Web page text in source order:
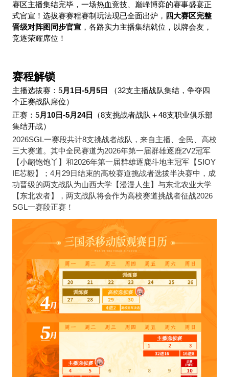
赛区主播集结完毕，一场热血竞技、巅峰博弈的赛事盛宴正
式官宣！选拔赛赛程赛制玩法现已全面出炉， 四大赛区完整
晋级对阵图同步官宣，各路实力主播集结就位，以牌会友，
竞逐荣耀席位！
赛程解锁
主播选拔赛：5月1日-5月5日
（32支主播战队集结，争夺四
个正赛战队席位）
正赛：5月10日-5月24日
（8支挑战者战队＋48支职业俱乐部
集结开战）
2026SGL一赛段共计8支挑战者战队，来自主播、全民、高校
三大赛道。其中全民赛道为2026年第一届群雄逐鹿2V2冠军
【小翩饱饱丫】和2026年第一届群雄逐鹿斗地主冠军【SIOY
IE芯毅】；4月29日结束的高校赛道挑战者选拔半决赛中，成
功晋级的两支战队为山西大学【漫漫人生】与东北农业大学
【东北农者】，两支战队将会作为高校赛道挑战者征战2026
SGL一赛段正赛！